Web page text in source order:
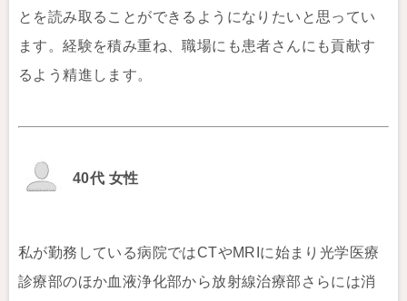
とを読み取ることができるようになりたいと思ってい
ます。経験を積み重ね、職場にも患者さんにも貢献す
るよう精進します。
40代 女性
私が勤務している病院ではCTやMRIに始まり光学医療
診療部のほか血液浄化部から放射線治療部さらには消